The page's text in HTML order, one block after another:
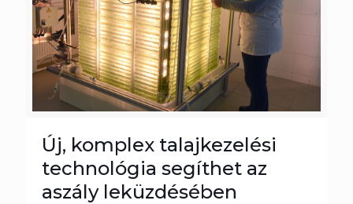
Új, komplex talajkezelési
technológia segíthet az
aszály leküzdésében